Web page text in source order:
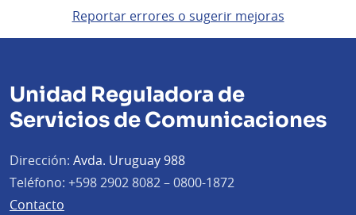
Reportar errores o sugerir mejoras
Unidad Reguladora de
Servicios de Comunicaciones
Dirección: Avda. Uruguay 988
Teléfono: +598 2902 8082 – 0800-1872
Contacto